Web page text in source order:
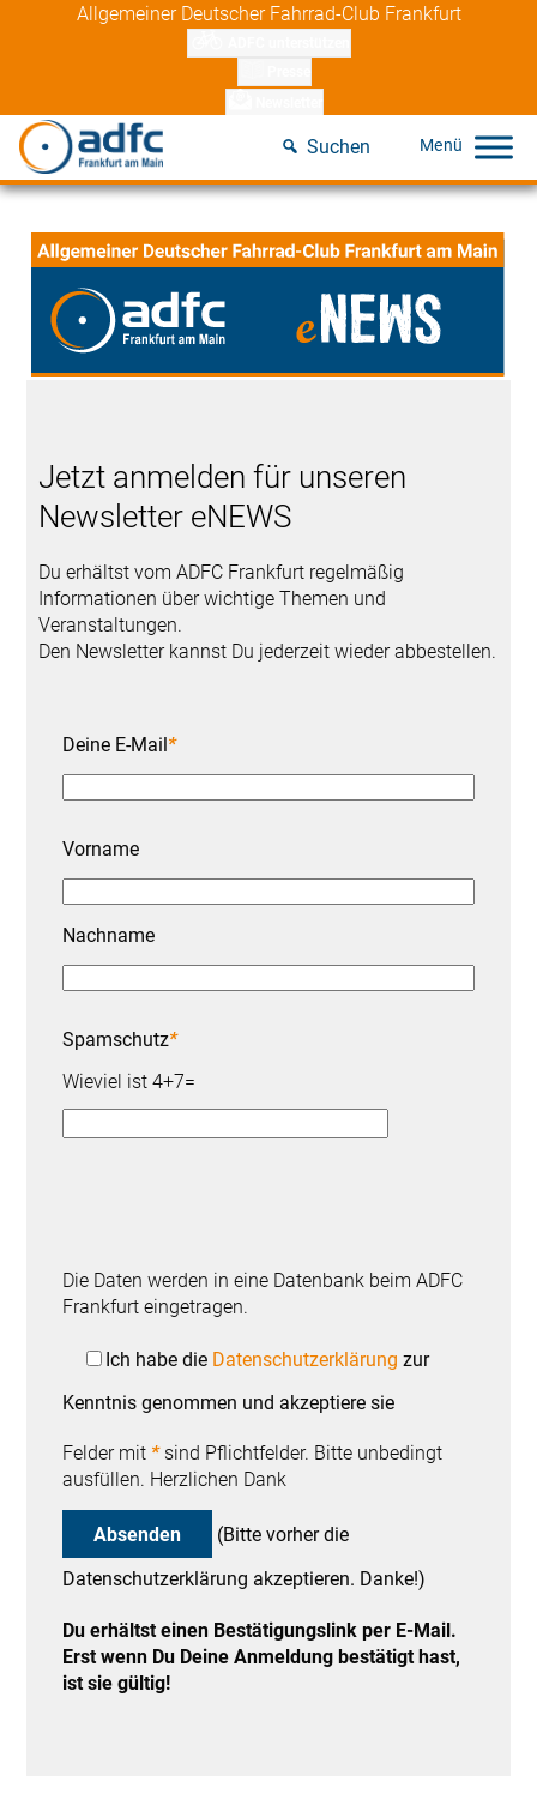
Allgemeiner Deutscher Fahrrad-Club Frankfurt
Suchen
Jetzt anmelden für unseren
Newsletter eNEWS
Du erhältst vom ADFC Frankfurt regelmäßig
Informationen über wichtige Themen und
Veranstaltungen.
Den Newsletter kannst Du jederzeit wieder abbestellen.
Bitte lasse dieses Feld leer.
Deine E-Mail*
Vorname
Nachname
Spamschutz*
Wieviel ist 4+7=
Die Daten werden in eine Datenbank beim ADFC
Frankfurt eingetragen.
Ich habe die Datenschutzerklärungzur
Kenntnis genommen und akzeptiere sie
Felder mit *sind Pflichtfelder. Bitte unbedingt
ausfüllen. Herzlichen Dank
(Bitte vorher die
Datenschutzerklärung akzeptieren. Danke!)
Du erhältst einen Bestätigungslink per E-Mail.
Erst wenn Du Deine Anmeldung bestätigt hast,
ist sie gültig!